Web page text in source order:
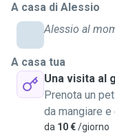
marrone è di una mia
me che mi prendo
esperienze limitate,
benessere e il
animale per me è oro.
Sono di Rovigo
in provincia se non
Non esitate a
A casa di Alessio
Alessio al
A casa tua
Una visita al
Prenota un
da mangiare
da 10 €/giorno